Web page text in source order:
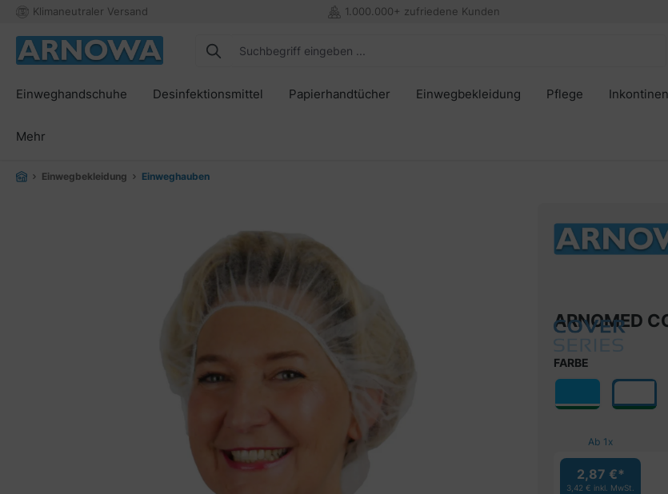
Zur Hauptnavigation springen
Klimaneutraler Versand 1.000.000+ zufriedene Kunden
Einweghandschuhe Desinfektionsmittel Papierhandtücher Einwegbekleidung Pflege
Mehr
Einwegbekleidung Einweghauben
ARNOMED
FARBE
Ab 1 x
2,87 €*
3,42 € inkl. MwSt.